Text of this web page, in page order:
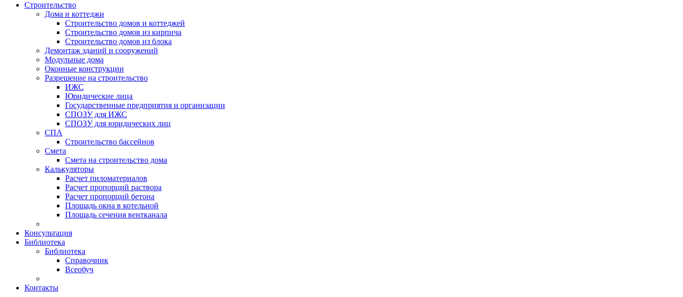
Строительство
Дома и коттеджи
Строительство домов и коттеджей
Строительство домов из кирпича
Строительство домов из блока
Демонтаж зданий и сооружений
Модульные дома
Оконные конструкции
Разрешение на строительство
ИЖС
Юридические лица
Государственные предприятия и организации
СПОЗУ для ИЖС
СПОЗУ для юридических лиц
СПА
Строительство бассейнов
Смета
Смета на строительство дома
Калькуляторы
Расчет пиломатериалов
Расчет пропорций раствора
Расчет пропорций бетона
Площадь окна в котельной
Площадь сечения вентканала
Консультация
Библиотека
Библиотека
Справочник
Всеобуч
Контакты